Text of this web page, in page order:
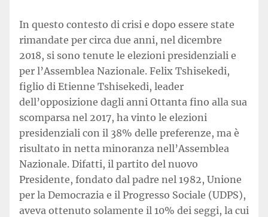
In questo contesto di crisi e dopo essere state
rimandate per circa due anni, nel dicembre
2018, si sono tenute le elezioni presidenziali e
per l’Assemblea Nazionale. Felix Tshisekedi,
figlio di Etienne Tshisekedi, leader
dell’opposizione dagli anni Ottanta fino alla sua
scomparsa nel 2017, ha vinto le elezioni
presidenziali con il 38% delle preferenze, ma è
risultato in netta minoranza nell’Assemblea
Nazionale. Difatti, il partito del nuovo
Presidente, fondato dal padre nel 1982, Unione
per la Democrazia e il Progresso Sociale (UDPS),
aveva ottenuto solamente il 10% dei seggi, la cui